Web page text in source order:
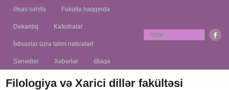
Əsas səhifə Fakültə haqqında
Dekanlıq Kafedralar
İxtisaslar üzrə təlim nəticələri
Sənədlər Xəbərlər Əlaqə
Filologiya və Xarici dillər fakültəsi